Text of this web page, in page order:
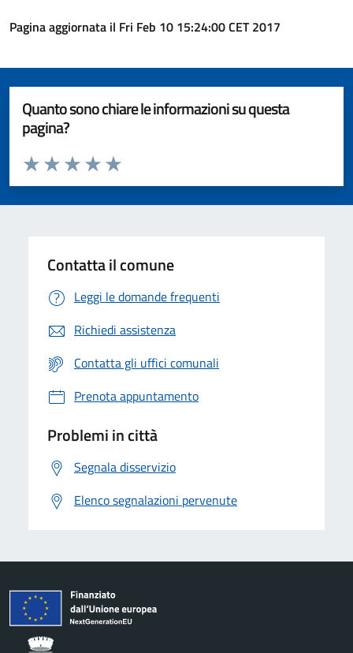
Pagina aggiornata il Fri Feb 10 15:24:00 CET 2017
Quanto sono chiare le informazioni su questa
pagina?
Valuta da 1 a 5 stelle la pagina
Valuta 5 stelle su 5
Valuta 4 stelle su 5
Valuta 3 stelle su 5
Valuta 2 stelle su 5
Valuta 1 stelle su 5
Contatta il comune
Leggi le domande frequenti
Richiedi assistenza
Contatta gli uffici comunali
Prenota appuntamento
Problemi in città
Segnala disservizio
Elenco segnalazioni pervenute